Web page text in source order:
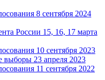
8 сентября 2024
России 15, 16, 17 марта
10 сентября 2023
выборы 23 апреля 2023
11 сентября 2022